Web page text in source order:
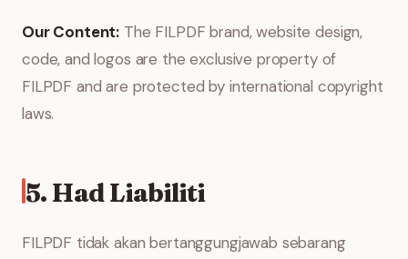
Our Content: The FILPDF brand, website design,
code, and logos are the exclusive property of
FILPDF and are protected by international copyright
laws.
5. Had Liabiliti
FILPDF tidak akan bertanggungjawab sebarang